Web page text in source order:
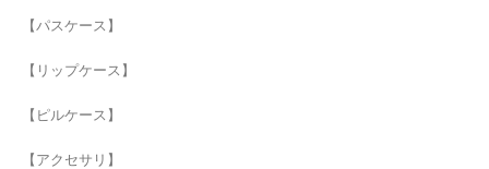
【パスケース】
【リップケース】
【ピルケース】
【アクセサリ】